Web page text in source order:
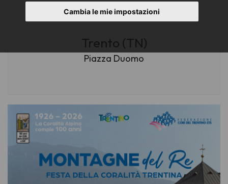
Cambia le mie impostazioni
ore 19.45
Trento (TN)
Piazza Duomo